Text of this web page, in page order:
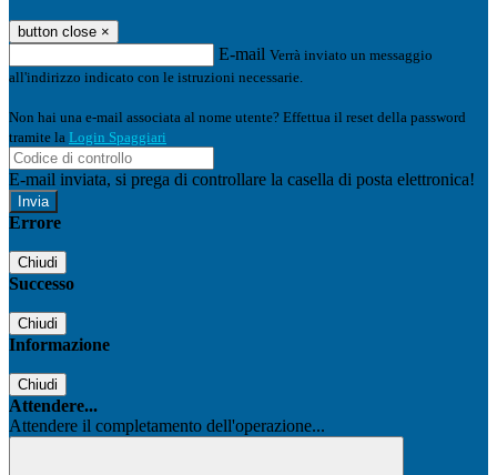
button close ×
E-mail Verrà inviato un messaggio
all'indirizzo indicato con le istruzioni necessarie.
Non hai una e-mail associata al nome utente? Effettua il reset della password
tramite la Login Spaggiari
E-mail inviata, si prega di controllare la casella di posta elettronica!
Errore
Chiudi
Successo
Chiudi
Informazione
Chiudi
Attendere...
Attendere il completamento dell'operazione...